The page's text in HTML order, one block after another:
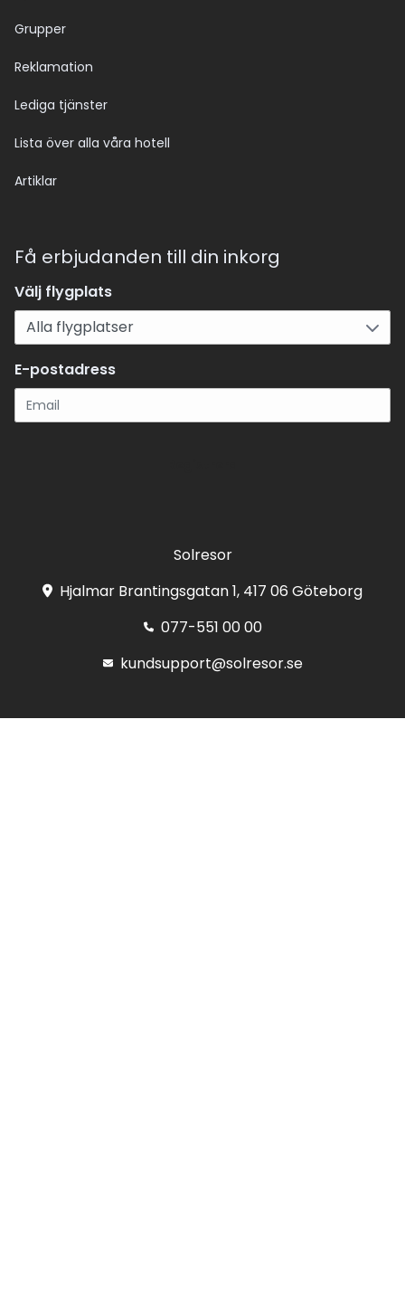
Grupper
Reklamation
Lediga tjänster
Lista över alla våra hotell
Artiklar
Få erbjudanden till din inkorg
Välj flygplats
E-postadress
Solresor
Hjalmar Brantingsgatan 1, 417 06 Göteborg
077-551 00 00
kundsupport@solresor.se